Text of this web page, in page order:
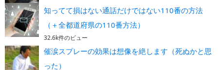
知ってて損はない通話だけではない110番の方法
（＋全都道府県の110番方法）
32.6k件のビュー
催涙スプレーの効果は想像を絶します（死ぬかと思
った）